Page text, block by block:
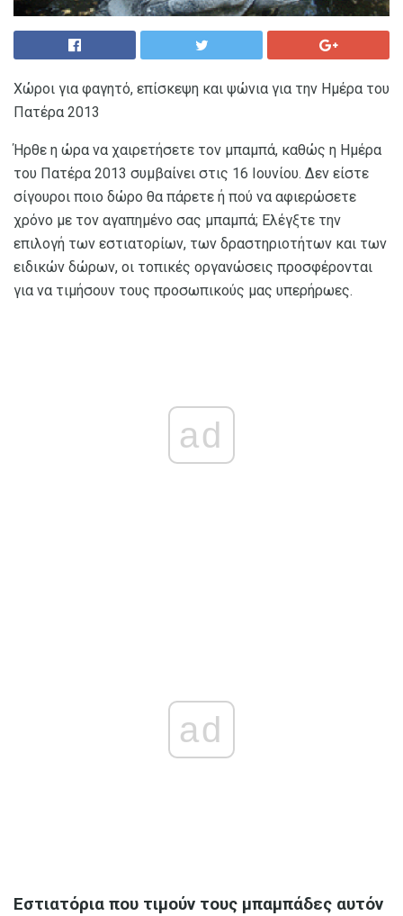
Χώροι για φαγητό, επίσκεψη και ψώνια για την Ημέρα του
Πατέρα 2013
Ήρθε η ώρα να χαιρετήσετε τον μπαμπά, καθώς η Ημέρα
του Πατέρα 2013 συμβαίνει στις 16 Ιουνίου. Δεν είστε
σίγουροι ποιο δώρο θα πάρετε ή πού να αφιερώσετε
χρόνο με τον αγαπημένο σας μπαμπά; Ελέγξτε την
επιλογή των εστιατορίων, των δραστηριοτήτων και των
ειδικών δώρων, οι τοπικές οργανώσεις προσφέρονται
για να τιμήσουν τους προσωπικούς μας υπερήρωες.
ad
ad
Εστιατόρια που τιμούν τους μπαμπάδες αυτόν